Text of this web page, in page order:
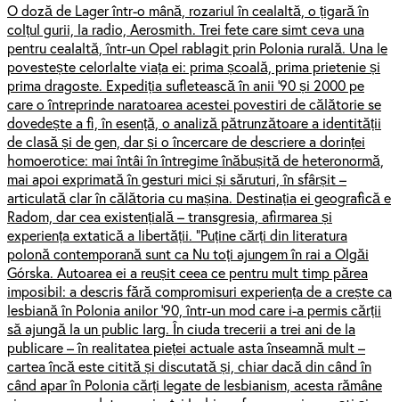
O doză de Lager într-o mână, rozariul în cealaltă, o țigară în
colțul gurii, la radio, Aerosmith. Trei fete care simt ceva una
pentru cealaltă, într-un Opel rablagit prin Polonia rurală. Una le
povestește celorlalte viața ei: prima școală, prima prietenie și
prima dragoste. Expediția sufletească în anii '90 și 2000 pe
care o întreprinde naratoarea acestei povestiri de călătorie se
dovedește a fi, în esență, o analiză pătrunzătoare a identității
de clasă și de gen, dar și o încercare de descriere a dorinței
homoerotice: mai întâi în întregime înăbușită de heteronormă,
mai apoi exprimată în gesturi mici și săruturi, în sfârșit –
articulată clar în călătoria cu mașina. Destinația ei geografică e
Radom, dar cea existențială – transgresia, afirmarea și
experiența extatică a libertății. "Puține cărți din literatura
polonă contemporană sunt ca Nu toți ajungem în rai a Olgăi
Górska. Autoarea ei a reușit ceea ce pentru mult timp părea
imposibil: a descris fără compromisuri experiența de a crește ca
lesbiană în Polonia anilor '90, într-un mod care i-a permis cărții
să ajungă la un public larg. În ciuda trecerii a trei ani de la
publicare – în realitatea pieței actuale asta înseamnă mult –
cartea încă este citită și discutată și, chiar dacă din când în
când apar în Polonia cărți legate de lesbianism, acesta rămâne